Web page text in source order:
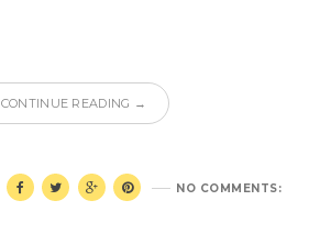
CONTINUE READING →
NO COMMENTS: